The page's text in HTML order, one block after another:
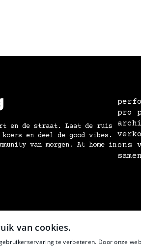
en de straat. Laat de ruis
en deel de good vibes.
van morgen. At home in
pro
ons
van cookies.
te verbeteren. Door onze